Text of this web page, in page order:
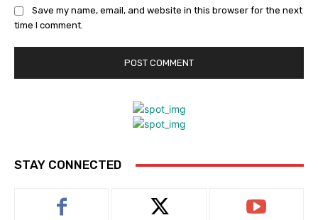
Save my name, email, and website in this browser for the next
time I comment.
STAY CONNECTED